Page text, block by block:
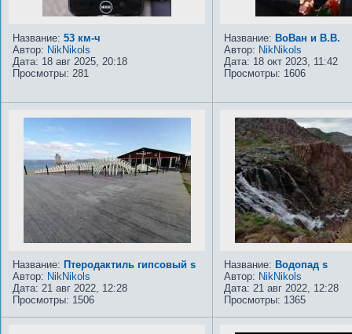
Название: 53 км-ч
Автор: NikNikols
Дата: 18 авг 2025, 20:18
Просмотры: 281
Название: ВоВан и В.В.
Автор: NikNikols
Дата: 18 окт 2023, 11:42
Просмотры: 1606
Название: Птеродактиль гипсовый s
Автор: NikNikols
Дата: 21 авг 2022, 12:28
Просмотры: 1506
Название: Водопад s
Автор: NikNikols
Дата: 21 авг 2022, 12:28
Просмотры: 1365